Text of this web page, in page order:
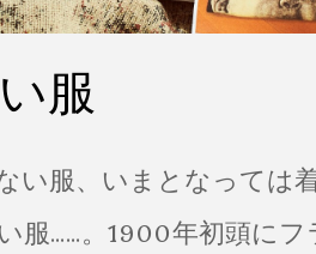
服
い服、いまとなっては
服……。1900年初頭に